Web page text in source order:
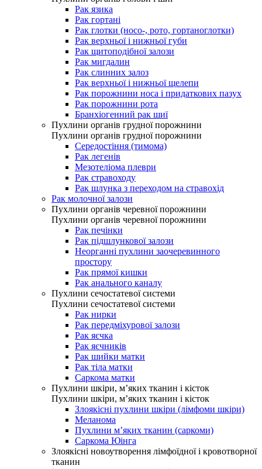
Рак язика
Рак гортані
Рак глотки (носо-, рото, гортаноглотки)
Рак верхньої і нижньої губи
Рак щитоподібної залози
Рак мигдалин
Рак слинних залоз
Рак верхньої і нижньої щелепи
Рак порожнини носа і придаткових пазух
Рак порожнини рота
Бранхіогенний рак шиї
Пухлини органів грудної порожнини
Пухлини органів грудної порожнини
Середостіння (тимома)
Рак легенів
Мезотеліома плеври
Рак стравоходу
Рак шлунка з переходом на стравохід
Рак молочної залози
Пухлини органів черевної порожнини
Пухлини органів черевної порожнини
Рак печінки
Рак підшлункової залози
Неорганні пухлини заочеревинного
простору
Рак прямої кишки
Рак анального каналу
Пухлини сечостатевої системи
Пухлини сечостатевої системи
Рак нирки
Рак передміхурової залози
Рак яєчка
Рак яєчників
Рак шийки матки
Рак тіла матки
Саркома матки
Пухлини шкіри, м’яких тканин і кісток
Пухлини шкіри, м’яких тканин і кісток
Злоякісні пухлини шкіри (лімфоми шкіри)
Меланома
Пухлини м’яких тканин (саркоми)
Саркома Юінга
Злоякісні новоутворення лімфоїдної і кровотворної
тканин